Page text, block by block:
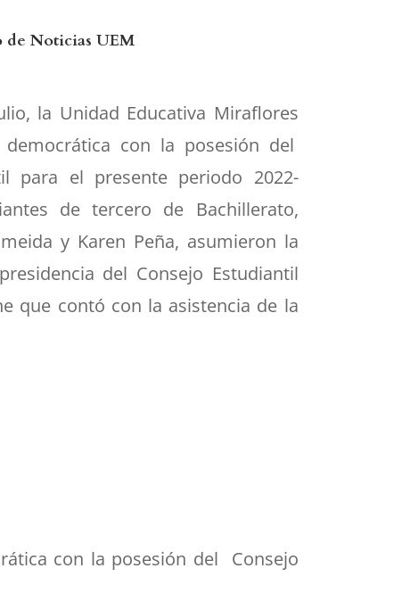
de Noticias UEM
la Unidad Educativa Miraflores
con la posesión del
para el presente periodo 2022-
de tercero de Bachillerato,
y Karen Peña, asumieron la
del Consejo Estudiantil
que contó con la asistencia de la
con la posesión del Consejo